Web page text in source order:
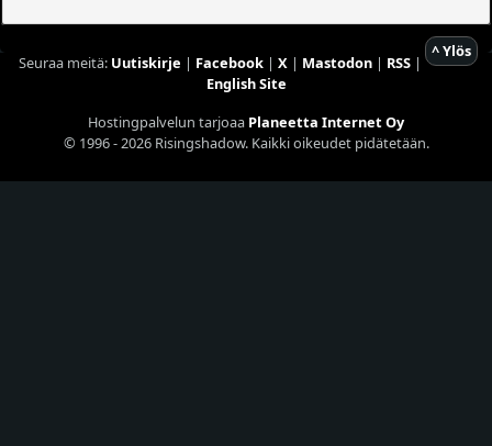
^ Ylös
Seuraa meitä: Uutiskirje | Facebook| X| Mastodon| RSS|
English Site
Hostingpalvelun tarjoaa Planeetta Internet Oy
© 1996 - 2026 Risingshadow. Kaikki oikeudet pidätetään.